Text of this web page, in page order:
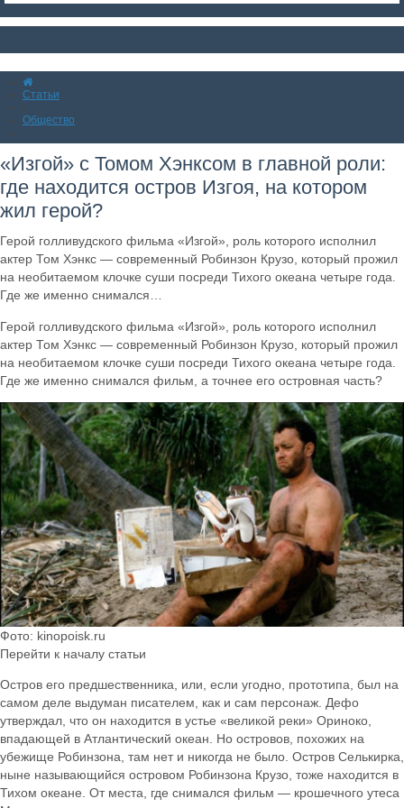
Статьи
Общество
«Изгой» с Томом Хэнксом в главной роли:
где находится остров Изгоя, на котором
жил герой?
Герой голливудского фильма «Изгой», роль которого исполнил
актер Том Хэнкс — современный Робинзон Крузо, который прожил
на необитаемом клочке суши посреди Тихого океана четыре года.
Где же именно снимался…
Герой голливудского фильма «Изгой», роль которого исполнил
актер Том Хэнкс — современный Робинзон Крузо, который прожил
на необитаемом клочке суши посреди Тихого океана четыре года.
Где же именно снимался фильм, а точнее его островная часть?
Фото: kinopoisk.ru
Перейти к началу статьи
Остров его предшественника, или, если угодно, прототипа, был на
самом деле выдуман писателем, как и сам персонаж. Дефо
утверждал, что он находится в устье «великой реки» Ориноко,
впадающей в Атлантический океан. Но островов, похожих на
убежище Робинзона, там нет и никогда не было. Остров Селькирка,
ныне называющийся островом Робинзона Крузо, тоже находится в
Тихом океане. От места, где снимался фильм — крошечного утеса